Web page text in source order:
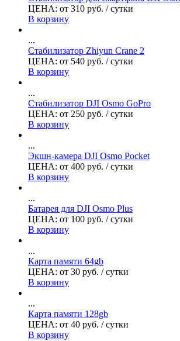
ЦЕНА: от 310 руб. / сутки
В корзину
...
Стабилизатор Zhiyun Crane 2
ЦЕНА: от 540 руб. / сутки
В корзину
...
Стабилизатор DJI Osmo GoPro
ЦЕНА: от 250 руб. / сутки
В корзину
...
Экшн-камера DJI Osmo Pocket
ЦЕНА: от 400 руб. / сутки
В корзину
...
Батарея для DJI Osmo Plus
ЦЕНА: от 100 руб. / сутки
В корзину
...
Карта памяти 64gb
ЦЕНА: от 30 руб. / сутки
В корзину
...
Карта памяти 128gb
ЦЕНА: от 40 руб. / сутки
В корзину